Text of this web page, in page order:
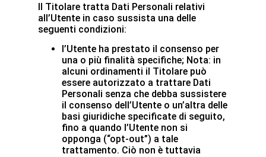
Il Titolare tratta Dati Personali relativi
all’Utente in caso sussista una delle
seguenti condizioni:
l’Utente ha prestato il consenso per
una o più finalità specifiche; Nota: in
alcuni ordinamenti il Titolare può
essere autorizzato a trattare Dati
Personali senza che debba sussistere
il consenso dell’Utente o un’altra delle
basi giuridiche specificate di seguito,
fino a quando l’Utente non si
opponga (“opt-out”) a tale
trattamento. Ciò non è tuttavia